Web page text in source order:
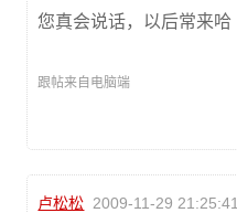
您真会说话，以后常来哈
跟帖来自电脑端
卢松松 2009-11-29 21:25:41